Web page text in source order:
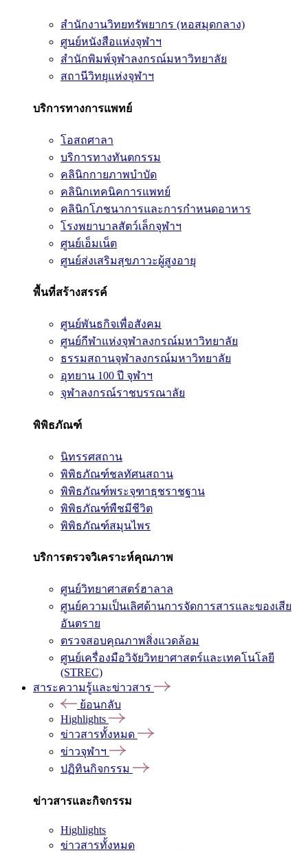
สำนักงานวิทยทรัพยากร (หอสมุดกลาง)
ศูนย์หนังสือแห่งจุฬาฯ
สำนักพิมพ์จุฬาลงกรณ์มหาวิทยาลัย
สถานีวิทยุแห่งจุฬาฯ
บริการทางการแพทย์
โอสถศาลา
บริการทางทันตกรรม
คลินิกกายภาพบำบัด
คลินิกเทคนิคการแพทย์
คลินิกโภชนาการและการกำหนดอาหาร
โรงพยาบาลสัตว์เล็กจุฬาฯ
ศูนย์เอ็มเน็ต
ศูนย์ส่งเสริมสุขภาวะผู้สูงอายุ
พื้นที่สร้างสรรค์
ศูนย์พันธกิจเพื่อสังคม
ศูนย์กีฬาแห่งจุฬาลงกรณ์มหาวิทยาลัย
ธรรมสถานจุฬาลงกรณ์มหาวิทยาลัย
อุทยาน 100 ปี จุฬาฯ
จุฬาลงกรณ์ราชบรรณาลัย
พิพิธภัณฑ์
นิทรรศสถาน
พิพิธภัณฑ์ชลทัศนสถาน
พิพิธภัณฑ์พระจุฑาธุชราชฐาน
พิพิธภัณฑ์พืชมีชีวิต
พิพิธภัณฑ์สมุนไพร
บริการตรวจวิเคราะห์คุณภาพ
ศูนย์วิทยาศาสตร์ฮาลาล
ศูนย์ความเป็นเลิศด้านการจัดการสารและของเสีย
อันตราย
ตรวจสอบคุณภาพสิ่งแวดล้อม
ศูนย์เครื่องมือวิจัยวิทยาศาสตร์และเทคโนโลยี
(STREC)
สาระความรู้และข่าวสาร
ย้อนกลับ
Highlights
ข่าวสารทั้งหมด
ข่าวจุฬาฯ
ปฏิทินกิจกรรม
ข่าวสารและกิจกรรม
Highlights
ข่าวสารทั้งหมด